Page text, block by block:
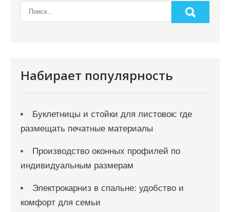
Набирает популярность
Буклетницы и стойки для листовок: где
размещать печатные материалы
Производство оконных профилей по
индивидуальным размерам
Электрокарниз в спальне: удобство и
комфорт для семьи